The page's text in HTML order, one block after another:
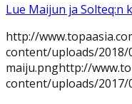
Lue Maijun ja Solteq:n
http://
content/uploads/2018/
maiju.pnghttp://
content/uploads/